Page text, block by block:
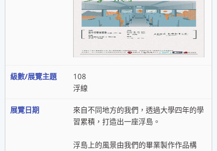
108
浮線
來自不同地方的我們，透過大學四年的學
習累積，打造出一座浮島。
浮島上的風景由我們的畢業製作作品構